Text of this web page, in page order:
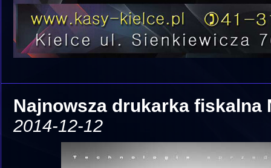
Najnowsza drukarka fiskalna
2014-12-12